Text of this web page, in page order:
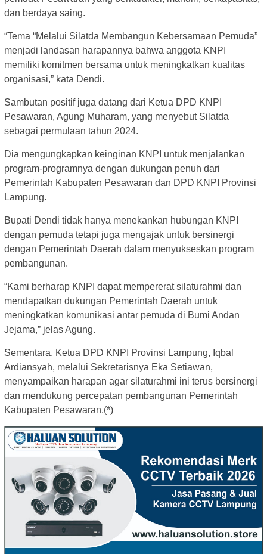
dan berdaya saing.
“Tema “Melalui Silatda Membangun Kebersamaan Pemuda”
menjadi landasan harapannya bahwa anggota KNPI
memiliki komitmen bersama untuk meningkatkan kualitas
organisasi,” kata Dendi.
Sambutan positif juga datang dari Ketua DPD KNPI
Pesawaran, Agung Muharam, yang menyebut Silatda
sebagai permulaan tahun 2024.
Dia mengungkapkan keinginan KNPI untuk menjalankan
program-programnya dengan dukungan penuh dari
Pemerintah Kabupaten Pesawaran dan DPD KNPI Provinsi
Lampung.
Bupati Dendi tidak hanya menekankan hubungan KNPI
dengan pemuda tetapi juga mengajak untuk bersinergi
dengan Pemerintah Daerah dalam menyukseskan program
pembangunan.
“Kami berharap KNPI dapat mempererat silaturahmi dan
mendapatkan dukungan Pemerintah Daerah untuk
meningkatkan komunikasi antar pemuda di Bumi Andan
Jejama,” jelas Agung.
Sementara, Ketua DPD KNPI Provinsi Lampung, Iqbal
Ardiansyah, melalui Sekretarisnya Eka Setiawan,
menyampaikan harapan agar silaturahmi ini terus bersinergi
dan mendukung percepatan pembangunan Pemerintah
Kabupaten Pesawaran.(*)